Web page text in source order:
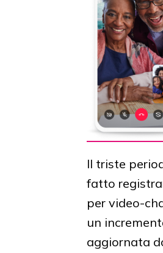
Il triste
fatto
per video-
un
aggiornata